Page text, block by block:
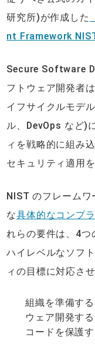
研究所)が作成した
nt Framework
Secure Software
フトウェア開発者
イフサイクルモデ
ル、DevOps など)
ィを戦略的に組み
セキュリティ適用
NIST のフレーム
な具体的なコンプ
れらの要件は、4つ
ハイレベルなソフ
ィの目標に対応さ
組織を準備す
ウェア開発す
コードを保護す